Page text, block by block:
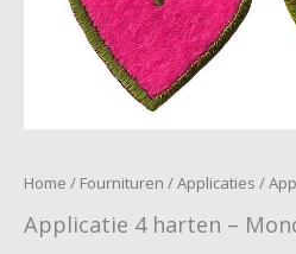
Home / Fournituren /Applicaties /
Applicatie 4 harten –